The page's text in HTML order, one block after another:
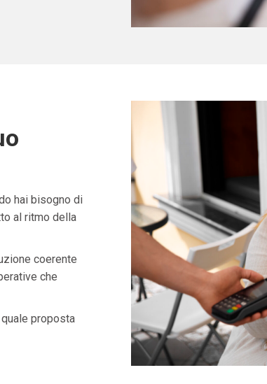
hai bisogno di
al ritmo della
coerente
che
proposta